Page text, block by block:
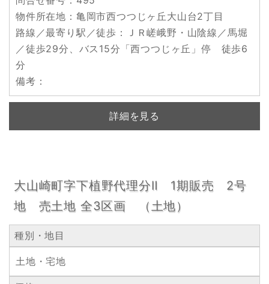
物件所在地 ：亀岡市西つつじヶ丘大山台2丁目
路線／最寄り駅／徒歩 ：ＪＲ嵯峨野・山陰線／馬堀
／徒歩29分、バス15分「西つつじヶ丘」停 徒歩6
分
備考 ：
詳細を見る
大山崎町字下植野代理分Ⅱ 1期販売 2号
地 売土地 全3区画 （土地）
種別・地目
土地・宅地